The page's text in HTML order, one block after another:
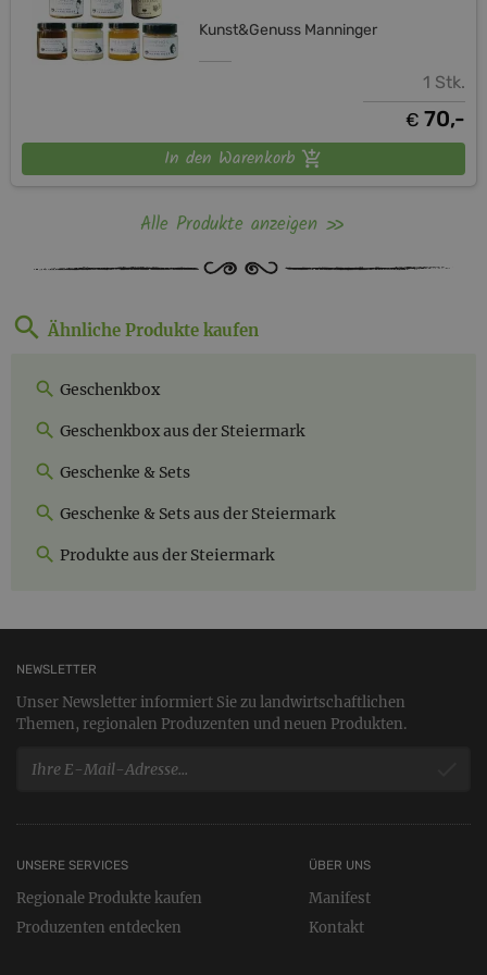
Kunst&Genuss Manninger
1 Stk.
€ 70,-
In den Warenkorb
Alle Produkte anzeigen
Ähnliche Produkte kaufen
Geschenkbox
Geschenkbox aus der Steiermark
Geschenke & Sets
Geschenke & Sets aus der Steiermark
Produkte aus der Steiermark
NEWSLETTER
Unser Newsletter informiert Sie zu landwirtschaftlichen
Themen, regionalen Produzenten und neuen Produkten.
UNSERE SERVICES
Regionale Produkte kaufen
Produzenten entdecken
ÜBER UNS
Manifest
Kontakt